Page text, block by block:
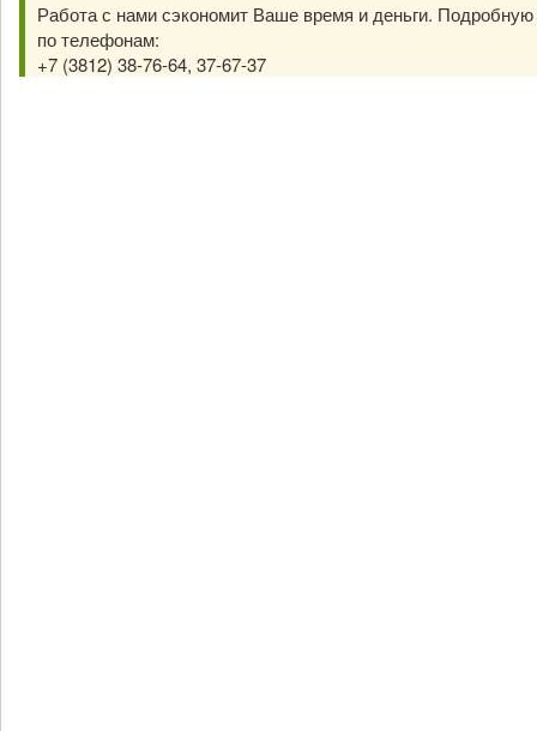
Работа с нами сэкономит Ваше время и деньги.
по телефонам:
+7 (3812) 38-76-64, 37-67-37